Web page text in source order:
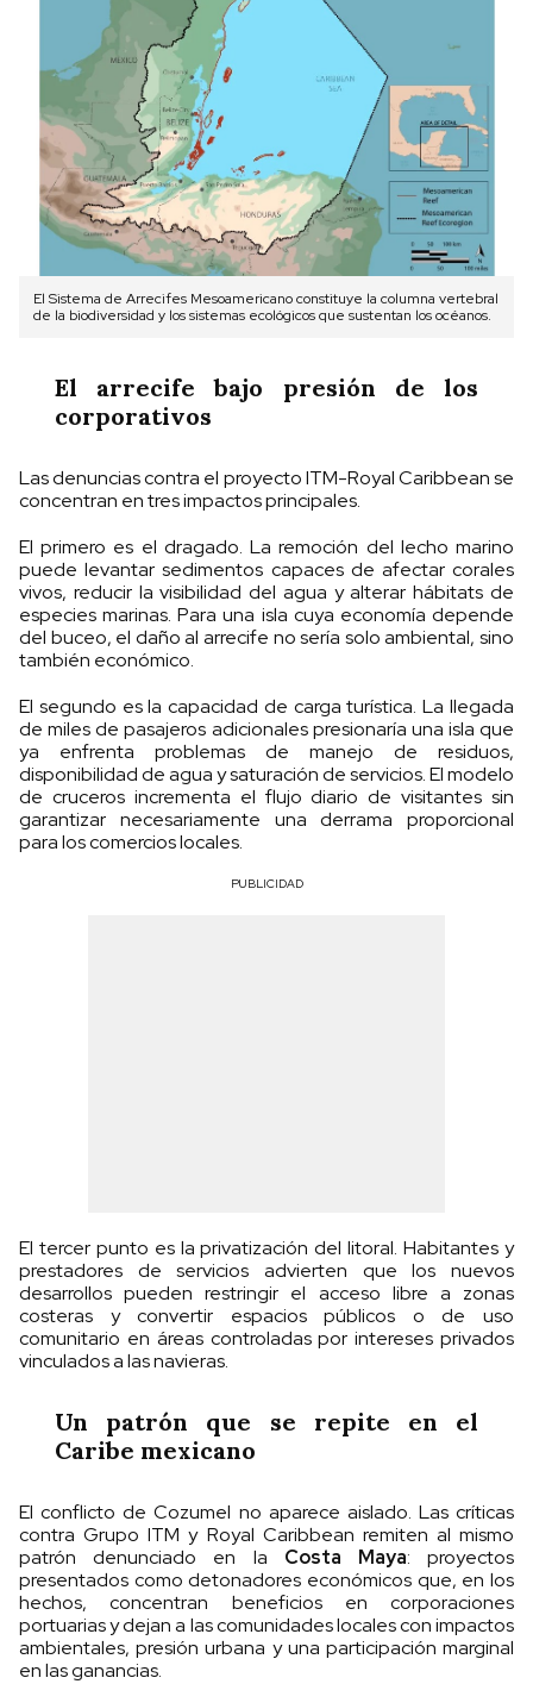
El Sistema de Arrecifes Mesoamericano constituye la columna vertebral
de la biodiversidad y los sistemas ecológicos que sustentan los océanos.
El arrecife bajo presión de los
corporativos
Las denuncias contra el proyecto ITM-Royal Caribbean se
concentran en tres impactos principales.
El primero es el dragado. La remoción del lecho marino
puede levantar sedimentos capaces de afectar corales
vivos, reducir la visibilidad del agua y alterar hábitats de
especies marinas. Para una isla cuya economía depende
del buceo, el daño al arrecife no sería solo ambiental, sino
también económico.
El segundo es la capacidad de carga turística. La llegada
de miles de pasajeros adicionales presionaría una isla que
ya enfrenta problemas de manejo de residuos,
disponibilidad de agua y saturación de servicios. El modelo
de cruceros incrementa el flujo diario de visitantes sin
garantizar necesariamente una derrama proporcional
para los comercios locales.
PUBLICIDAD
El tercer punto es la privatización del litoral. Habitantes y
prestadores de servicios advierten que los nuevos
desarrollos pueden restringir el acceso libre a zonas
costeras y convertir espacios públicos o de uso
comunitario en áreas controladas por intereses privados
vinculados a las navieras.
Un patrón que se repite en el
Caribe mexicano
El conflicto de Cozumel no aparece aislado. Las críticas
contra Grupo ITM y Royal Caribbean remiten al mismo
patrón denunciado en la Costa Maya: proyectos
presentados como detonadores económicos que, en los
hechos, concentran beneficios en corporaciones
portuarias y dejan a las comunidades locales con impactos
ambientales, presión urbana y una participación marginal
en las ganancias.